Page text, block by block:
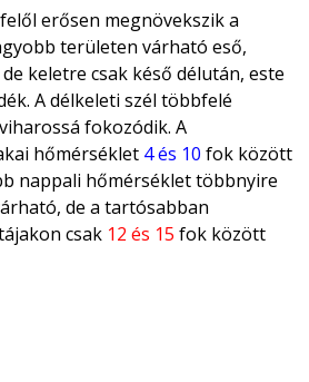
erősen megnövekszik a
területen várható eső,
keletre csak késő délután, este
A délkeleti szél többfelé
fokozódik. A
hőmérséklet 4 és 10 fok között
nappali hőmérséklet többnyire
de a tartósabban
csak 12 és 15 fok között